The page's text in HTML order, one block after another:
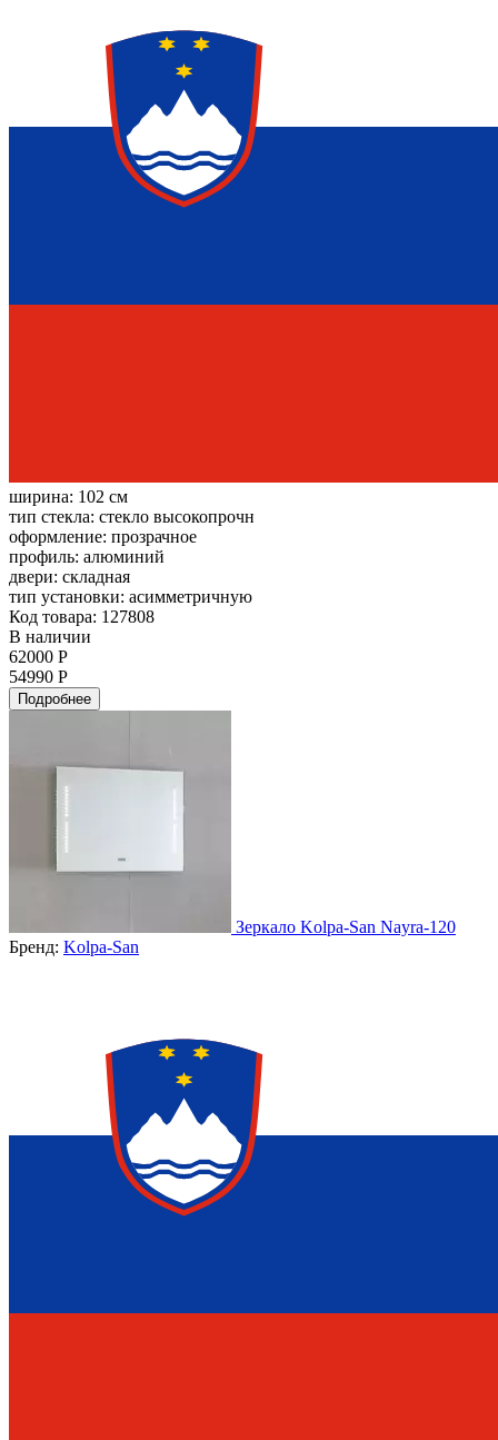
ширина: 102 см
тип стекла: стекло высокопрочн
оформление: прозрачное
профиль: алюминий
двери: складная
тип установки: асимметричную
Код товара: 127808
В наличии
62000 Р
54990 Р
Подробнее
Зеркало Kolpa-San Nayra-120
Бренд: Kolpa-San